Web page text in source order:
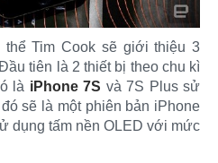
thể Tim Cook sẽ giới thiệu 3
tiên là 2 thiết bị theo chu kì
là iPhone 7S và 7S Plus sử
sẽ là một phiên bản iPhone
dụng tấm nền OLED với mức